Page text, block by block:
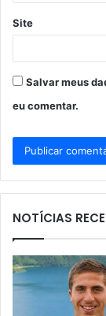
Site
Salvar meus
eu comentar.
NOTÍCIAS